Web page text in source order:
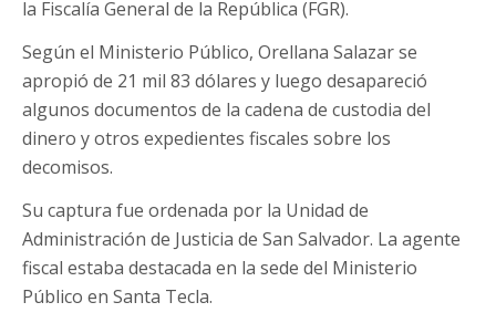
la Fiscalía General de la República (FGR).
Según el Ministerio Público, Orellana Salazar se
apropió de 21 mil 83 dólares y luego desapareció
algunos documentos de la cadena de custodia del
dinero y otros expedientes fiscales sobre los
decomisos.
Su captura fue ordenada por la Unidad de
Administración de Justicia de San Salvador. La agente
fiscal estaba destacada en la sede del Ministerio
Público en Santa Tecla.